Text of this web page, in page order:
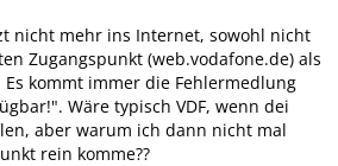
nicht mehr ins Internet, sowohl nicht
Zugangspunkt (web.vodafone.de) als
kommt immer die Fehlermedlung
Wäre typisch VDF, wenn dei
aber warum ich dann nicht mal
rein komme??